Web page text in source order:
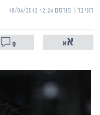
רוני בר | ‏פורסם ‎18/04/2012 12:24
9